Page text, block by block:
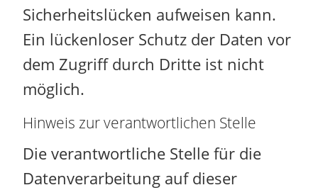
Sicherheitslücken aufweisen kann.
Ein lückenloser Schutz der Daten vor
dem Zugriff durch Dritte ist nicht
möglich.
Hinweis zur verantwortlichen Stelle
Die verantwortliche Stelle für die
Datenverarbeitung auf dieser